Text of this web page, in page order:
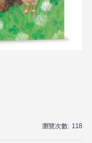
瀏覽次數: 118